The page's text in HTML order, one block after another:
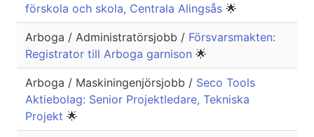
förskola och skola, Centrala Alingsås 🌟
Arboga / Administratörsjobb / Försvarsmakten:
Registrator till Arboga garnison 🌟
Arboga / Maskiningenjörsjobb / Seco Tools
Aktiebolag: Senior Projektledare, Tekniska
Projekt 🌟